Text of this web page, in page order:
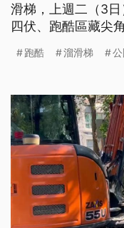
滑梯，上週二（3
四伏、跑酷區藏尖
跑酷 溜滑梯